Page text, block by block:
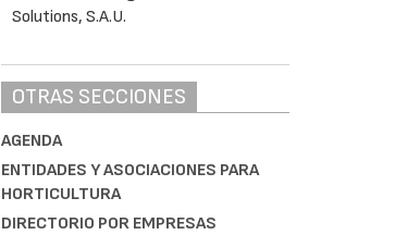
OTRAS SECCIONES
AGENDA
ENTIDADES Y ASOCIACIONES PARA
HORTICULTURA
DIRECTORIO POR EMPRESAS